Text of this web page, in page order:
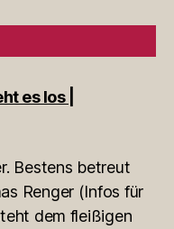
es los |
Bestens betreut
Renger (Infos für
dem fleißigen